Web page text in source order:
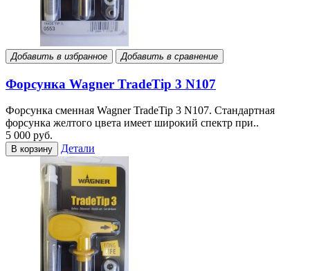
Добавить в избранное Добавить в сравнение
Форсунка Wagner TradeTip 3 N107
Форсунка сменная Wagner TradeTip 3 N107. Стандартная
форсунка желтого цвета имеет широкий спектр при..
5 000 руб.
В корзину Детали